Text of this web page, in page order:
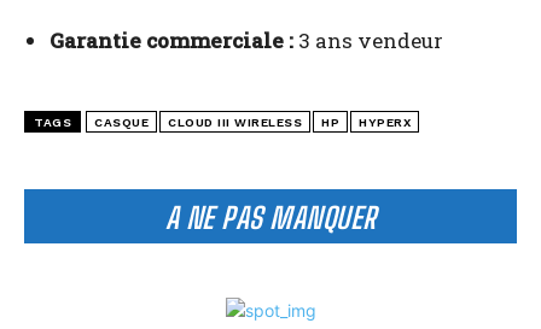
A NE PAS MANQUER
Garantie commerciale : 3 ans vendeur
TAGS CASQUE CLOUD III WIRELESS HP HYPERX